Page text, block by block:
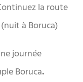
la route
à Boruca)
journée
Boruca.